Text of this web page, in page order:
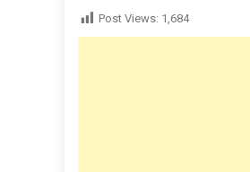
Post Views: 1,684